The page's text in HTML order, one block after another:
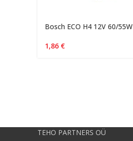
Bosch ECO H4 12V 60/55W
1,86 €
TEHO PARTNERS OÜ